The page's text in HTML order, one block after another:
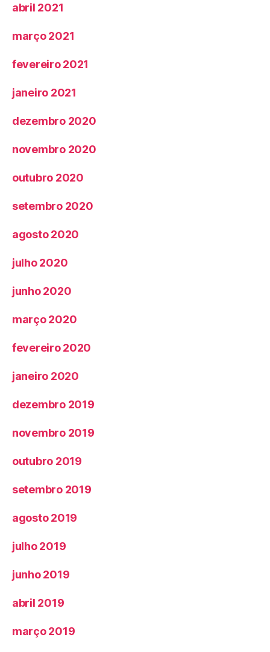
abril 2021
março 2021
fevereiro 2021
janeiro 2021
dezembro 2020
novembro 2020
outubro 2020
setembro 2020
agosto 2020
julho 2020
junho 2020
março 2020
fevereiro 2020
janeiro 2020
dezembro 2019
novembro 2019
outubro 2019
setembro 2019
agosto 2019
julho 2019
junho 2019
abril 2019
março 2019